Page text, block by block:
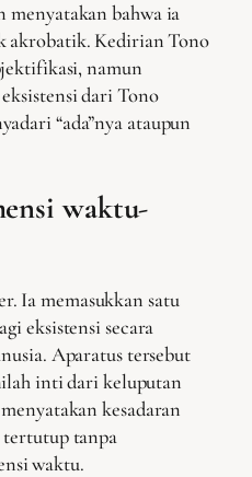
menyatakan bahwa ia
akrobatik. Kedirian Tono
namun
dari Tono
“ada”nya ataupun
waktu-
Ia memasukkan satu
eksistensi secara
Aparatus tersebut
inti dari keluputan
kesadaran
tertutup tanpa
waktu.